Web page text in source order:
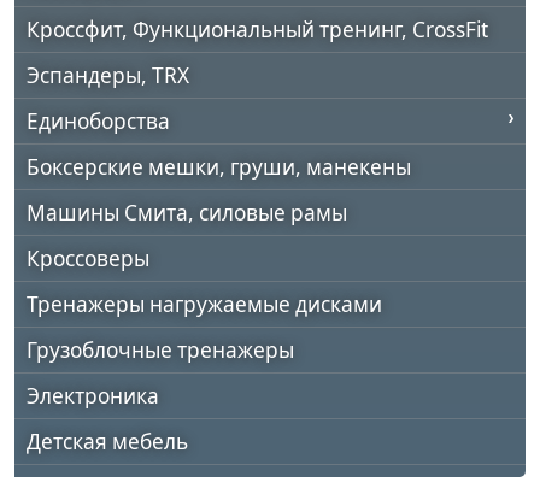
Кроссфит, Функциональный тренинг, CrossFit
Эспандеры, TRX
Единоборства
Боксерские мешки, груши, манекены
Машины Смита, силовые рамы
Кроссоверы
Тренажеры нагружаемые дисками
Грузоблочные тренажеры
Электроника
Детская мебель